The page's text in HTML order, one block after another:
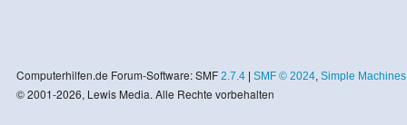
Computerhilfen.de Forum-Software: SMF 2.7.4| SMF © 2024, Simple Machines
© 2001-2026, Lewis Media. Alle Rechte vorbehalten